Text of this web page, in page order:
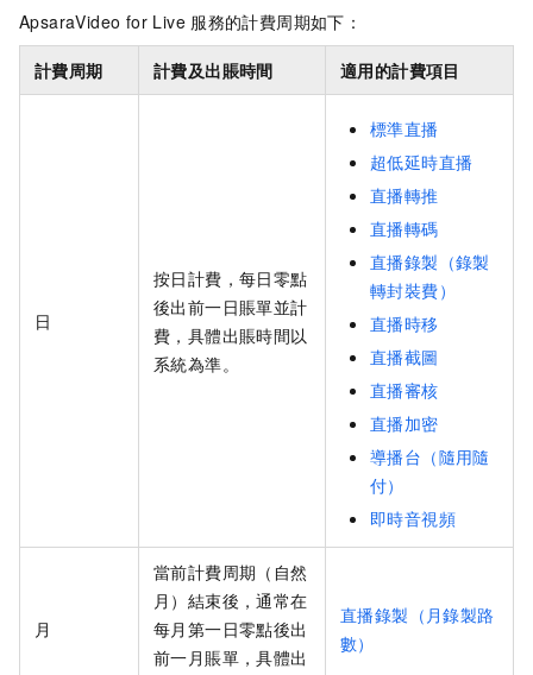
ApsaraVideo for Live 服務的計費周期如下：
計費周期 計費及出賬時間 適用的計費項目
日
按日計費，每日零點
後出前一日賬單並計
費，具體出賬時間以
系統為準。
標準直播
超低延時直播
直播轉推
直播轉碼
直播錄製（錄製
轉封裝費）
直播時移
直播截圖
直播審核
直播加密
導播台（隨用隨
付）
即時音視頻
月
當前計費周期（自然
月）結束後，通常在
每月第一日零點後出
前一月賬單，具體出
直播錄製（月錄製路
數）